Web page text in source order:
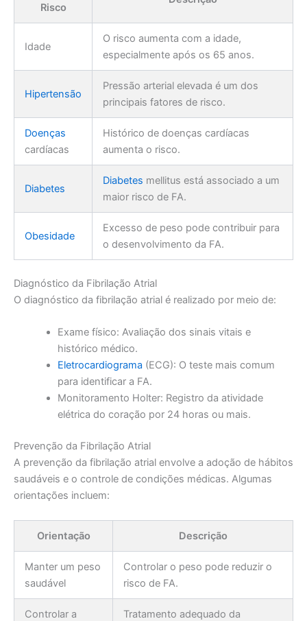
Risco
Idade
O risco aumenta com a idade,
especialmente após os 65 anos.
Hipertensão
Pressão arterial elevada é um dos
principais fatores de risco.
Doenças
cardíacas
Histórico de doenças cardíacas
aumenta o risco.
Diabetes
Diabetes mellitus está associado a um
maior risco de FA.
Obesidade
Excesso de peso pode contribuir para
o desenvolvimento da FA.
Diagnóstico da Fibrilação Atrial
O diagnóstico da fibrilação atrial é realizado por meio de:
Exame físico: Avaliação dos sinais vitais e
histórico médico.
Eletrocardiograma (ECG): O teste mais comum
para identificar a FA.
Monitoramento Holter: Registro da atividade
elétrica do coração por 24 horas ou mais.
Prevenção da Fibrilação Atrial
A prevenção da fibrilação atrial envolve a adoção de hábitos
saudáveis e o controle de condições médicas. Algumas
orientações incluem:
Orientação Descrição
Manter um peso
saudável
Controlar o peso pode reduzir o
risco de FA.
Controlar a
Tratamento adequado da